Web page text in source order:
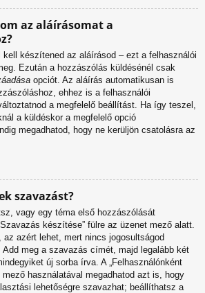
az aláírásomat a
készítened az aláírásod – ezt a felhasználói
Ezután a hozzászólás küldésénél csak
opciót. Az aláírás automatikusan is
ehhez is a felhasználói
a megfelelő beállítást. Ha így teszel,
a küldéskor a megfelelő opció
megadhatod, hogy ne kerüljön csatolásra az
szavazást?
vagy egy téma első hozzászólását
készítése” fülre az üzenet mező alatt.
az azért lehet, mert nincs jogosultságod
meg a szavazás címét, majd legalább két
új sorba írva. A „Felhasználónként
mező használatával megadhatod azt is, hogy
lehetőségre szavazhat; beállíthatsz a